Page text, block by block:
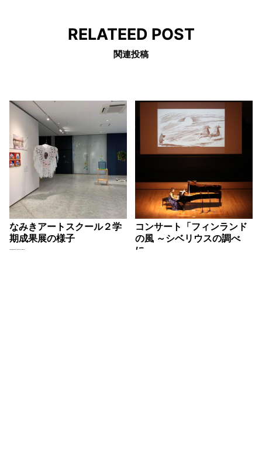
RELATEED POST
関連投稿
なみきアートスクール２学
期成果展の様子
2022.04.08
コンサート「フィンランド
の風 ～シベリウスの調べ
に…